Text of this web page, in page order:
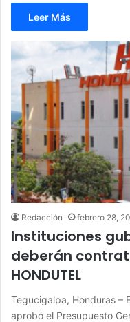
Leer Más
Redacción febrero 28,
Instituciones
deberán
HONDUTEL
Tegucigalpa, Honduras –
aprobó el Presupuesto